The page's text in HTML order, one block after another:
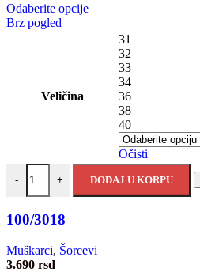
Odaberite opcije
Brz pogled
Veličina
31
32
33
34
36
38
40
Očisti
- + DODAJ U KORPU
100/3018
Muškarci, Šorcevi
3.690 rsd